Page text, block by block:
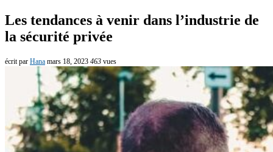
Les tendances à venir dans l’industrie de
la sécurité privée
écrit par Hana mars 18, 2023 463 vues